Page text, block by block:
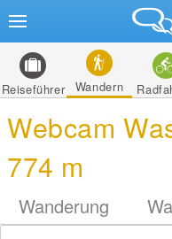
Reiseführer Wandern
Webcam
774 m
Wanderung